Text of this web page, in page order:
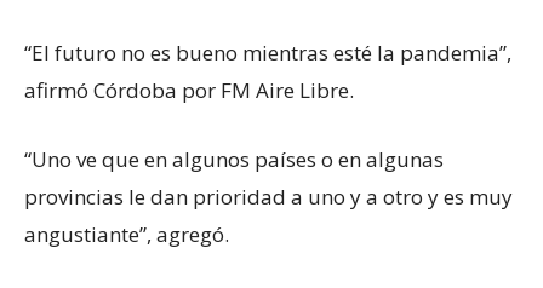
“El futuro no es bueno mientras esté la pandemia”,
afirmó Córdoba por FM Aire Libre.
“Uno ve que en algunos países o en algunas
provincias le dan prioridad a uno y a otro y es muy
angustiante”, agregó.